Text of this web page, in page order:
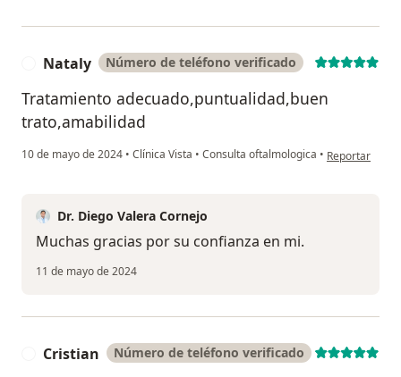
Nataly Número de teléfono verificado
Tratamiento adecuado,puntualidad,buen
trato,amabilidad
10 de mayo de 2024 • Clínica Vista • Consulta oftalmologica • en opinión del
Reportar
Dr. Diego Valera Cornejo
Muchas gracias por su confianza en mi.
11 de mayo de 2024
Cristian Número de teléfono verificado